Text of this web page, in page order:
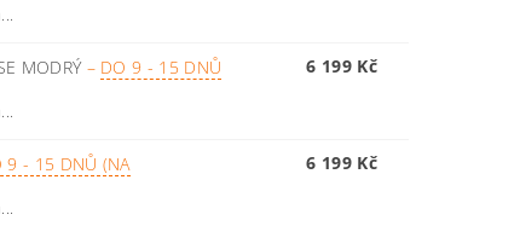
MODRÝ – DO 9 - 15 DNŮ
6 199 Kč
9 - 15 DNŮ (NA
6 199 Kč